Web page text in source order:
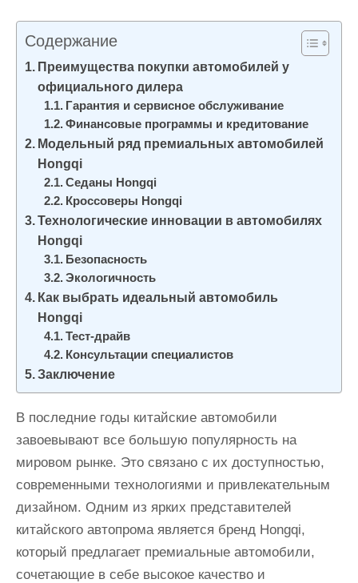
Содержание
Преимущества покупки автомобилей у
официального дилера
Гарантия и сервисное обслуживание
Финансовые программы и кредитование
Модельный ряд премиальных автомобилей
Hongqi
Седаны Hongqi
Кроссоверы Hongqi
Технологические инновации в автомобилях
Hongqi
Безопасность
Экологичность
Как выбрать идеальный автомобиль
Hongqi
Тест-драйв
Консультации специалистов
Заключение
В последние годы китайские автомобили
завоевывают все большую популярность на
мировом рынке. Это связано с их доступностью,
современными технологиями и привлекательным
дизайном. Одним из ярких представителей
китайского автопрома является бренд Hongqi,
который предлагает премиальные автомобили,
сочетающие в себе высокое качество и